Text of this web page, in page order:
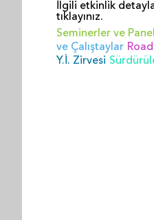
İlgili etkinlik
tıklayınız.
Seminerler ve
ve Çalıştaylar
Y.İ. Zirvesi